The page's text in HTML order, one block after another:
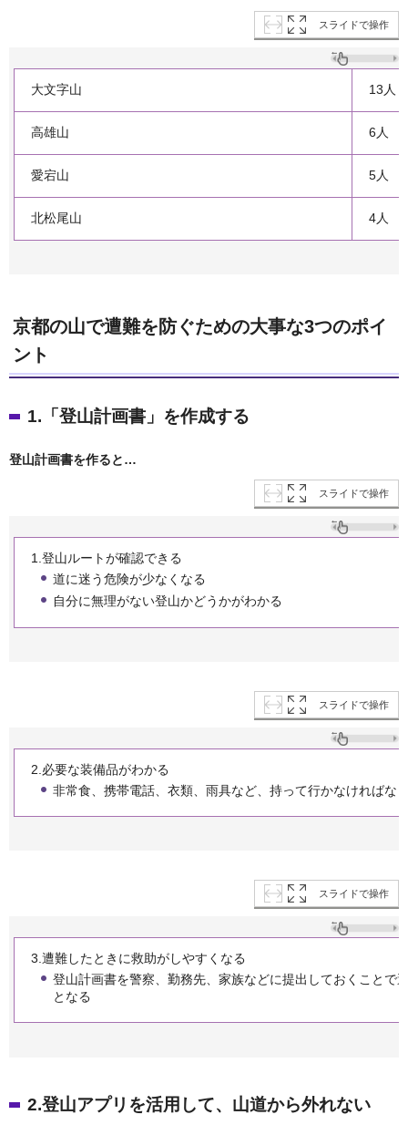
スライドで操作
大文字山 13人
高雄山 6人
愛宕山 5人
北松尾山 4人
京都の山で遭難を防ぐための大事な3つのポイ
ント
1.「登山計画書」を作成する
登山計画書を作ると…
スライドで操作
1.登山ルートが確認できる
道に迷う危険が少なくなる
自分に無理がない登山かどうかがわかる
スライドで操作
2.必要な装備品がわかる
非常食、携帯電話、衣類、雨具など、持って行かなければな
スライドで操作
3.遭難したときに救助がしやすくなる
登山計画書を警察、勤務先、家族などに提出しておくことで
となる
2.登山アプリを活用して、山道から外れない